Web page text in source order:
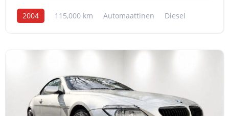
2004 115,000 km Automaattinen Diesel